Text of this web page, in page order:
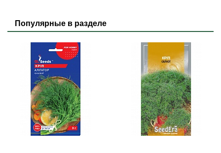
Популярные в разделе